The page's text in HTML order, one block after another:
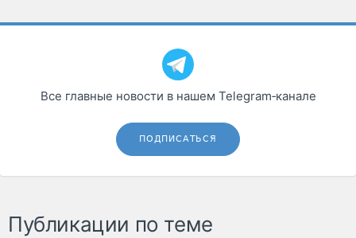
Все главные новости в нашем Telegram‑канале
ПОДПИСАТЬСЯ
Публикации по теме